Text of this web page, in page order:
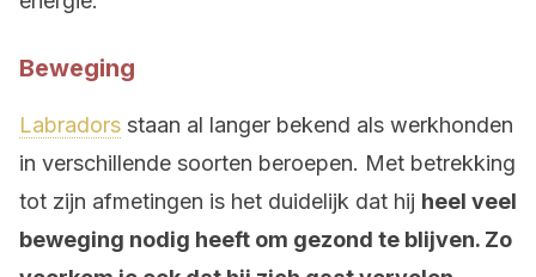
Beweging
Labradors staan al langer bekend als werkhonden
in verschillende soorten beroepen. Met betrekking
tot zijn afmetingen is het duidelijk dat hij heel veel
beweging nodig heeft om gezond te blijven. Zo